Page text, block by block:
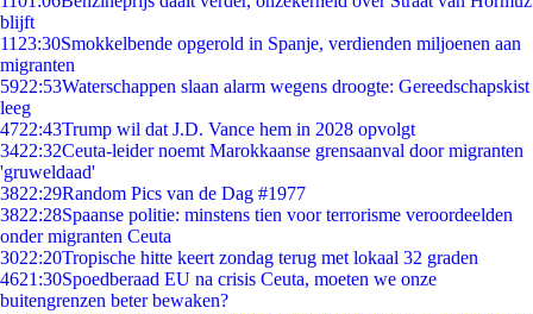
blijft
11 23:30Smokkelbende opgerold in Spanje, verdienden miljoenen aan
migranten
5922:53Waterschappen slaan alarm wegens droogte: Gereedschapskist
leeg
4722:43Trump wil dat J.D. Vance hem in 2028 opvolgt
3422:32Ceuta-leider noemt Marokkaanse grensaanval door migranten
'gruweldaad'
3822:29Random Pics van de Dag #1977
3822:28Spaanse politie: minstens tien voor terrorisme veroordeelden
onder migranten Ceuta
3022:20Tropische hitte keert zondag terug met lokaal 32 graden
4621:30Spoedberaad EU na crisis Ceuta, moeten we onze
buitengrenzen beter bewaken?